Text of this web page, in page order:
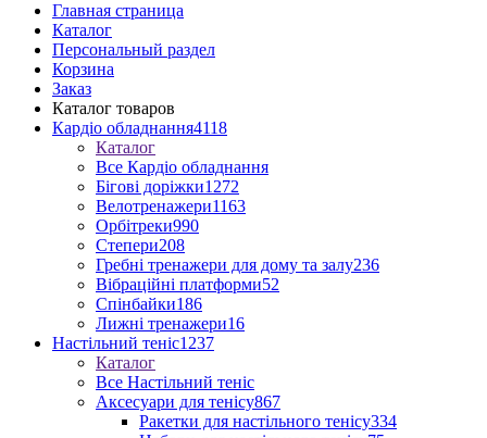
Главная страница
Каталог
Персональный раздел
Корзина
Заказ
Каталог товаров
Кардіо обладнання4118
Каталог
Все Кардіо обладнання
Бігові доріжки1272
Велотренажери1163
Орбітреки990
Степери208
Гребні тренажери для дому та залу236
Вібраційні платформи52
Спінбайки186
Лижні тренажери16
Настільний теніс1237
Каталог
Все Настільний теніс
Аксесуари для тенісу867
Ракетки для настільного тенісу334